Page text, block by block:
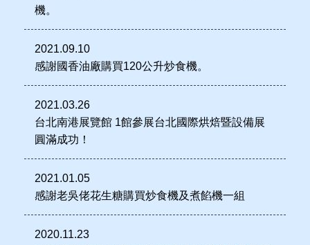
機。
2021.09.10
感謝國香油廠購買120公升炒食機。
2021.03.26
台北南港展覽館 1館參展台北國際烘焙暨設備展
圓滿成功！
2021.01.05
感謝老吳佬花生糖購買炒食機及煮餡機一組
2020.11.23